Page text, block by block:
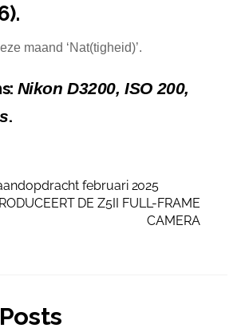
maand ‘Nat(tigheid)’.
Nikon D3200, ISO 200,
.
februari 2025
DE Z5II FULL-FRAME
CAMERA